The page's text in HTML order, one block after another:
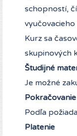
schopností,
vyučovacieho
Kurz sa
skupinových
Študijné
Je možné
Podľa
Platenie